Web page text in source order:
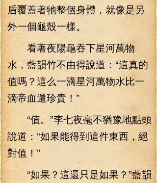
盾覆蓋著牠整個身體，就像是另
外一個龜殼一樣。
看著夜陽龜吞下星河萬物
水，藍韻竹不由得說道：“這真的
值嗎？這么一滴星河萬物水比一
滴帝血還珍貴！”
“值。”李七夜毫不猶豫地點頭
說道：“如果能得到這件東西，絕
對值！”
“如果？這還只是如果？”藍韻